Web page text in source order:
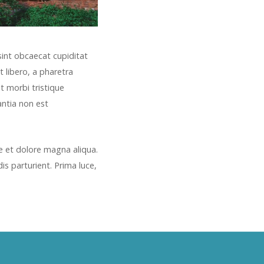
obcaecat cupiditat
libero, a pharetra
morbi tristique
non est
dolore magna aliqua.
parturient. Prima luce,